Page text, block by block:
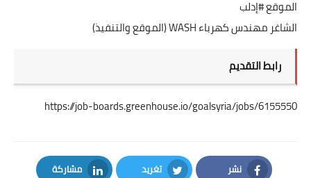
الموقع #إدلب
الشاغر مهندس كهرباء WASH (الموقع والتنفيذ)
رابط التقديم
https://job-boards.greenhouse.io/goalsyria/jobs/6155550
نشر تغريد مشاركة